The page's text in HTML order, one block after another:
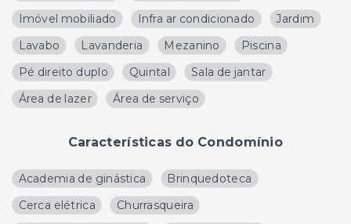
Imóvel mobiliado
Infra ar condicionado
Jardim
Lavabo
Lavanderia Mezanino
Piscina
Pé direito duplo
Quintal
Sala de jantar
Área de lazer
Área de serviço
Características do Condomínio
Academia de ginástica
Brinquedoteca
Cerca elétrica
Churrasqueira